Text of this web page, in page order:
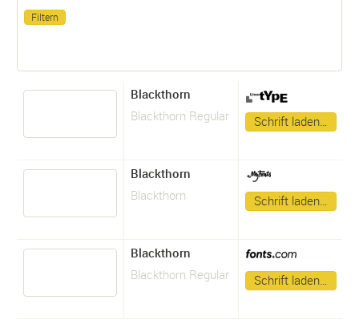
Blackthorn
Blackthorn Regular
Schrift laden…
Blackthorn
Blackthorn
Schrift laden…
Blackthorn
Blackthorn Regular
Schrift laden…